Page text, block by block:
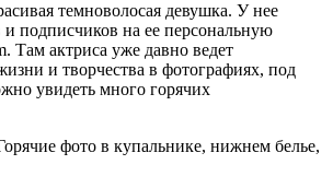
темноволосая девушка. У нее
подписчиков на ее персональную
Там актриса уже давно ведет
и творчества в фотографиях, под
увидеть много горячих